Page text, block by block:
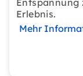
Entspannung
Erlebnis.
Mehr